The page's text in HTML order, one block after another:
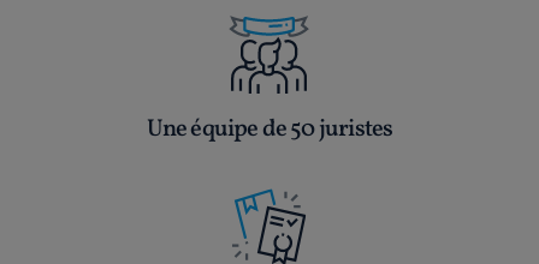
Une équipe de 50 juristes